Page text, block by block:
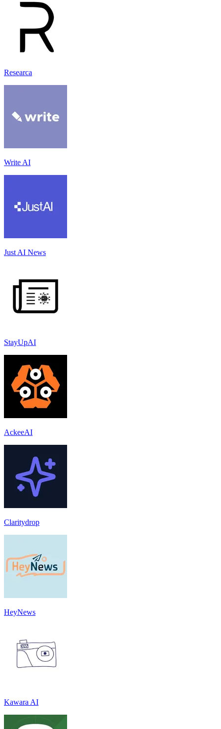
Researca
Write AI
Just AI News
StayUpAI
AckeeAI
Claritydrop
HeyNews
Kawara AI